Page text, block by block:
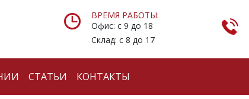
ВРЕМЯ РАБОТЫ:
Офис: с 9 до 18
Склад: с 8 до 17
СТАТЬИ КОНТАКТЫ